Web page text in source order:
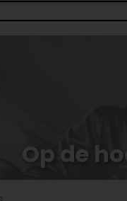
Op de